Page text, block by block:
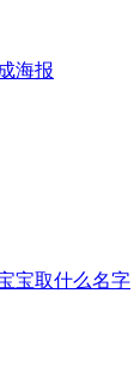
海报
宝取什么名字